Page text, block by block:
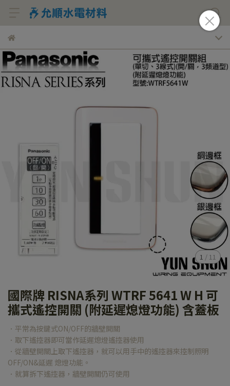
1 / 11
國際牌 RISNA系列 WTRF 5641 W H 可
攜式遙控開關 (附延遲熄燈功能) 含蓋板
．平常為按鍵式ON/OFF的牆壁開關
．取下遙控器即可當作延遲熄燈遙控器使用
．從牆壁開關上取下遙控器，就可以用手中的遙控器來控制照明
OFF/ON&延遲 熄燈功能。
．就算拆下遙控器，牆壁開關仍可使用